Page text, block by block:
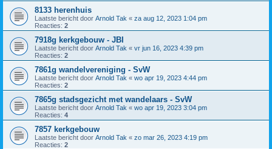
8133 herenhuis
Laatste bericht door Arnold Tak « za aug 12, 2023 1:04 pm
Reacties: 2
7918g kerkgebouw - JBI
Laatste bericht door Arnold Tak « vr jun 16, 2023 4:39 pm
Reacties: 2
7861g wandelvereniging - SvW
Laatste bericht door Arnold Tak « wo apr 19, 2023 4:44 pm
Reacties: 2
7865g stadsgezicht met wandelaars - SvW
Laatste bericht door Arnold Tak « wo apr 19, 2023 3:04 pm
Reacties: 4
7857 kerkgebouw
Laatste bericht door Arnold Tak « zo mar 26, 2023 4:19 pm
Reacties: 2